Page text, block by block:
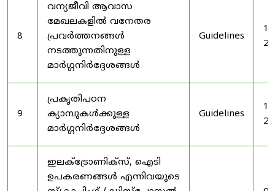
8
വന്യജീവി ആവാസ
മേഖലകളിൽ വനേതര
പ്രവർത്തനങ്ങൾ
നടത്തുന്നതിനുള്ള
മാർഗ്ഗനിർദ്ദേശങ്ങൾ
Guidelines
9
പ്രകൃതിപഠന
ക്യാമ്പുകൾക്കുള്ള
മാർഗ്ഗനിർദ്ദേശങ്ങൾ
Guidelines
ഇലക്‌ട്രോണിക്‌സ്, ഐടി
ഉപകരണങ്ങൾ എന്നിവയുടെ